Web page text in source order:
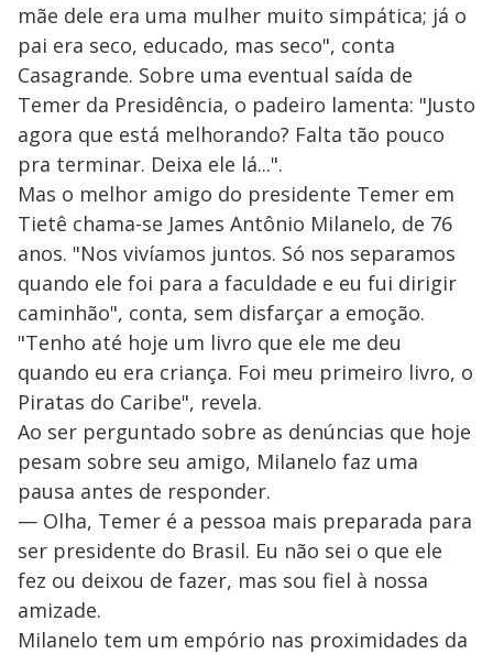
mãe dele era uma mulher muito simpática; já o
pai era seco, educado, mas seco", conta
Casagrande. Sobre uma eventual saída de
Temer da Presidência, o padeiro lamenta: "Justo
agora que está melhorando? Falta tão pouco
pra terminar. Deixa ele lá...".
Mas o melhor amigo do presidente Temer em
Tietê chama-se James Antônio Milanelo, de 76
anos. "Nos vivíamos juntos. Só nos separamos
quando ele foi para a faculdade e eu fui dirigir
caminhão", conta, sem disfarçar a emoção.
"Tenho até hoje um livro que ele me deu
quando eu era criança. Foi meu primeiro livro, o
Piratas do Caribe", revela.
Ao ser perguntado sobre as denúncias que hoje
pesam sobre seu amigo, Milanelo faz uma
pausa antes de responder.
— Olha, Temer é a pessoa mais preparada para
ser presidente do Brasil. Eu não sei o que ele
fez ou deixou de fazer, mas sou fiel à nossa
amizade.
Milanelo tem um empório nas proximidades da